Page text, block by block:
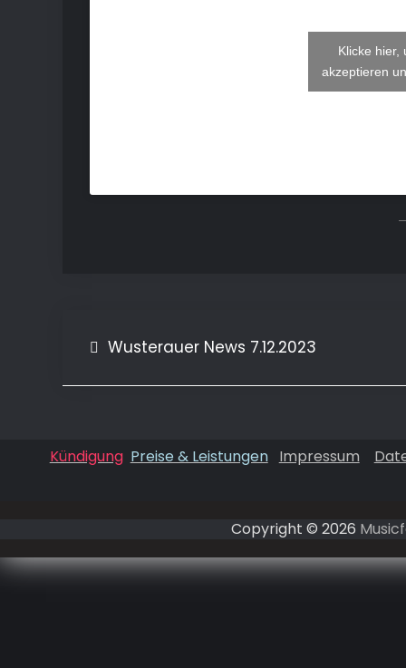
Klicke hier,
akzeptieren
Beitragsnavigation
Wusterauer News 7.12.2023
Kündigung Preise & Leistungen Impressum
Copyright © 2026